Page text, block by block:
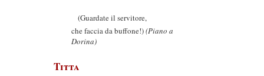
(Guardate il servitore,
che faccia da buffone!)(Piano a
Dorina)
Titta